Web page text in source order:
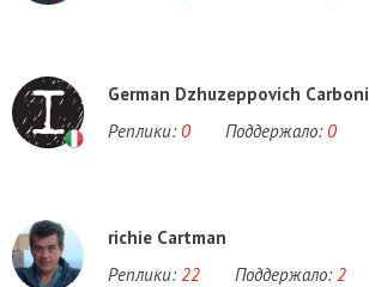
German Dzhuzeppovich Carboni
Реплики: 0 Поддержало: 0
richie Cartman
Реплики: 22 Поддержало: 2